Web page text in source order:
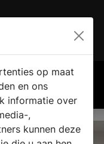
WEBSHOP
op maat
en ons
informatie over
,
kunnen deze